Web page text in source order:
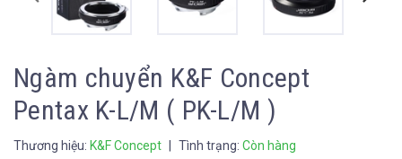
Ngàm chuyển K&F Concept
Pentax K-L/M ( PK-L/M )
Thương hiệu: K&F Concept Tình trạng: Còn hàng